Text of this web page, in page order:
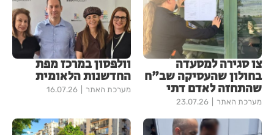
צו סגירה למסעדה
בחולון שהעסיקה שב"ח
שהתחזה לאדם דתי
מערכת האתר 23.07.26
וולפסון במרכז מפת
החדשנות הלאומית
מערכת האתר 16.07.26